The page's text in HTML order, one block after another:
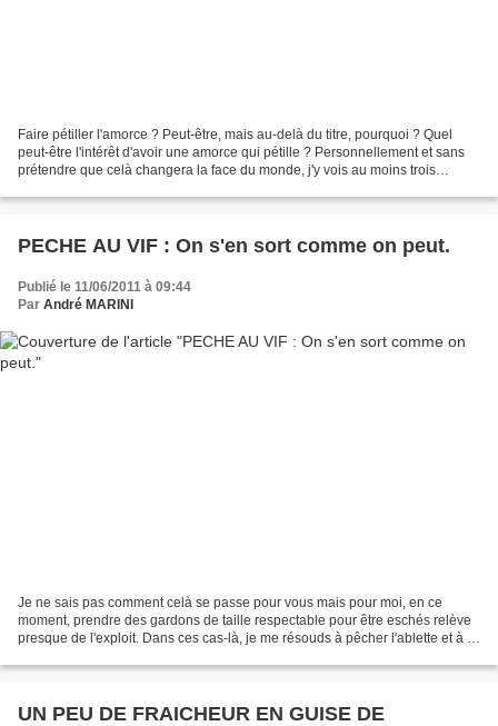
Faire pétiller l'amorce ? Peut-être, mais au-delà du titre, pourquoi ? Quel
peut-être l'intérêt d'avoir une amorce qui pétille ? Personnellement et sans
prétendre que celà changera la face du monde, j'y vois au moins trois
PECHE AU VIF : On s'en sort comme on peut.
Publié le 11/06/2011 à 09:44
Par André MARINI
Je ne sais pas comment celà se passe pour vous mais pour moi, en ce
moment, prendre des gardons de taille respectable pour être eschés relève
presque de l'exploit. Dans ces cas-là, je me résouds à pêcher l'ablette et à l'
UN PEU DE FRAICHEUR EN GUISE DE